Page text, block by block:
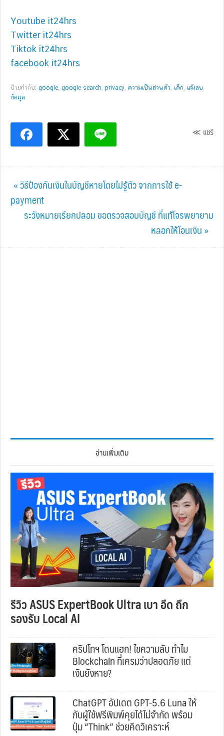
Youtube it24hrs
Twitter it24hrs
Tiktok it24hrs
facebook it24hrs
ป้ายกำกับ: google google search privacy ความเป็นส่วนตัว เด็ก
แจ้งลบ
ข้อมูล
≪ แชร์
Previous
Post:
« วิธีป้องกันเงินในบัญชีหายโดยไม่รู้ตัว จากการใช้ e-
payment
Next
ระวังหมายเรียกปลอม ขอตรวจสอบบัญชี ที่แท้โจรพยายาม
หลอกให้โอนเงิน »
อ่านเพิ่มเติม
รีวิว ASUS ExpertBook Ultra เบา อึด ถึก
รองรับ Local AI
คริปโทฯ โดนแฮก! ไขความลับ ทำไม
Blockchain ที่เครมว่าปลอดภัย แต่
เงินยังหาย?
ChatGPT อัปเดต GPT-5.6 Luna ให้
กับผู้ใช้ฟรีพิมพ์คุยได้ไม่จำกัด พร้อม
ปุ่ม “Think” ช่วยคิดวิเคราะห์